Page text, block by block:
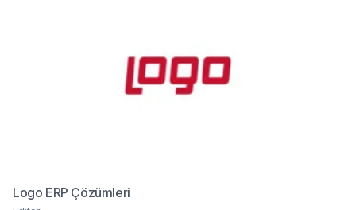
Logo ERP Çözümleri